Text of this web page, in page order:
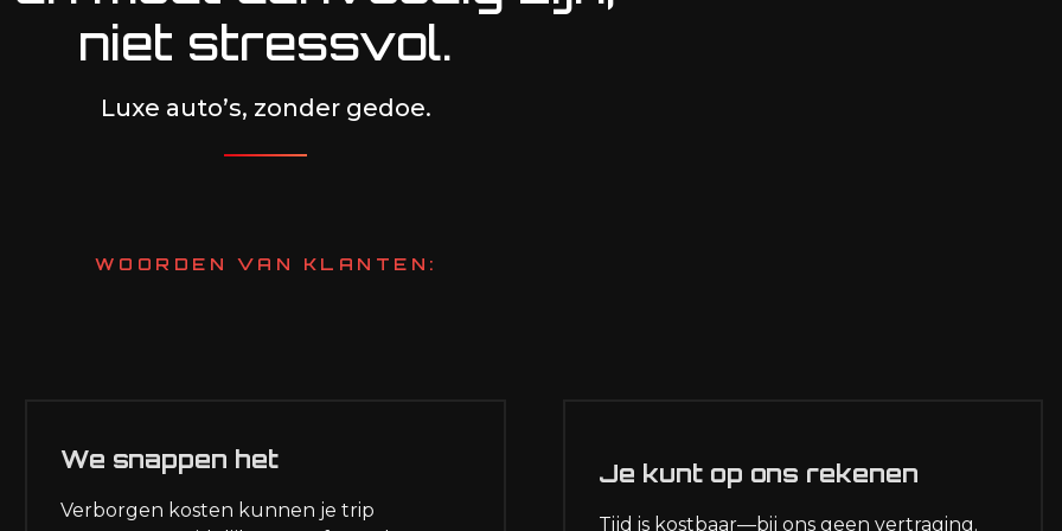
niet stressvol.
Luxe auto’s, zonder gedoe.
WOORDEN VAN KLANTEN:
We snappen het
Verborgen kosten kunnen je trip
Je kunt op ons rekenen
Tijd is kostbaar—bij ons geen vertraging.